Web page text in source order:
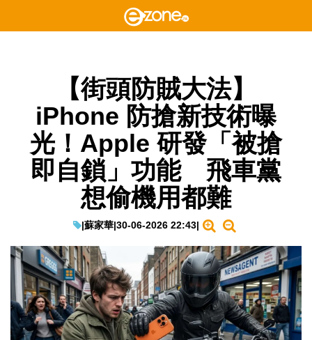
【街頭防賊大法】
iPhone 防搶新技術曝
光！Apple 研發「被搶
即自鎖」功能 飛車黨
想偷機用都難
|蘇家華|30-06-2026 22:43|